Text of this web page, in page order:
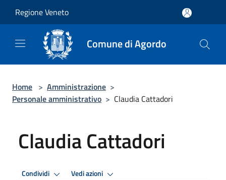
Regione Veneto
Comune di Agordo
Home > Amministrazione >
Personale amministrativo > Claudia Cattadori
Claudia Cattadori
Condividi Vedi azioni